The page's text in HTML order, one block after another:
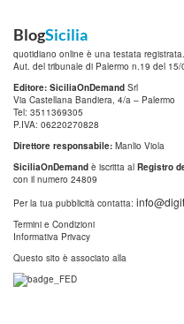
BlogSicilia
quotidiano online è una testata registrata.
Aut. del tribunale di Palermo n.19 del 15/
Editore: SiciliaOnDemand Srl
Via Castellana Bandiera, 4/a – Palermo
Tel: 3511369305
P.IVA: 06220270828
Direttore responsabile: Manlio Viola
SiciliaOnDemand è iscritta al Registro
con il numero 24809
Per la tua pubblicità contatta:
Termini e Condizioni
Informativa Privacy
Questo sito è associato alla